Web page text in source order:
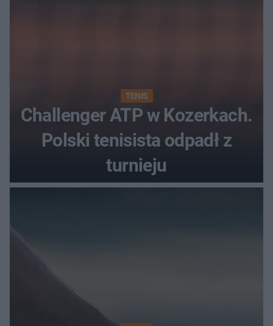
TENIS
Challenger ATP w Kozerkach.
Polski tenisista odpadł z
turnieju